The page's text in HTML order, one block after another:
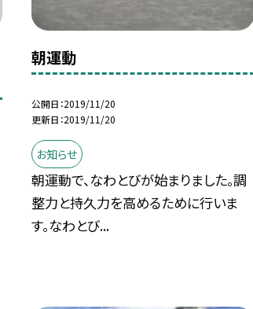
朝運動
公開日 2019/11/20
更新日 2019/11/20
お知らせ
朝運動で、なわとびが始まりました。調
整力と持久力を高めるために行いま
す。なわとび...